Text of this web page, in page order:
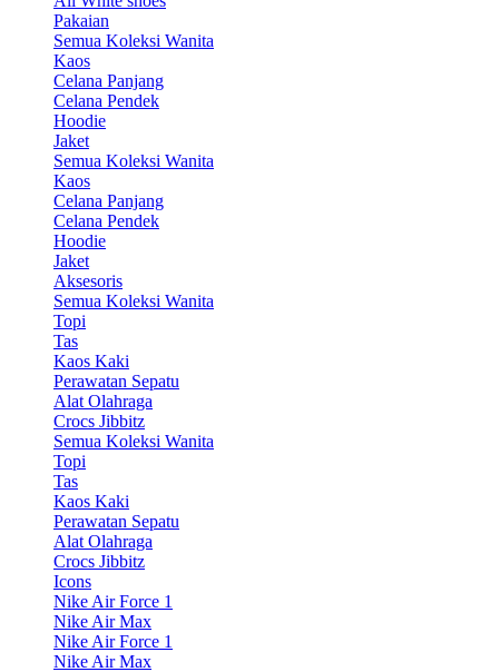
Pakaian
Semua Koleksi Wanita
Kaos
Celana Panjang
Celana Pendek
Hoodie
Jaket
Semua Koleksi Wanita
Kaos
Celana Panjang
Celana Pendek
Hoodie
Jaket
Aksesoris
Semua Koleksi Wanita
Topi
Tas
Kaos Kaki
Perawatan Sepatu
Alat Olahraga
Crocs Jibbitz
Semua Koleksi Wanita
Topi
Tas
Kaos Kaki
Perawatan Sepatu
Alat Olahraga
Crocs Jibbitz
Icons
Nike Air Force 1
Nike Air Max
Nike Air Force 1
Nike Air Max